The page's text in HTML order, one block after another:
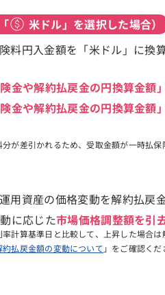
米ドル」を選択した場合）
料円入金額を「米ドル」に
険金や解約払戻金の円換算金
険金や解約払戻金の円換算金
が差引かれるため、受取金額が一時払保
用資産の価格変動を解約払戻
に応じた市場価格調整額を引
計算基準日と比較して、上昇した場合
払戻金額の変動について 」をご確認くだ